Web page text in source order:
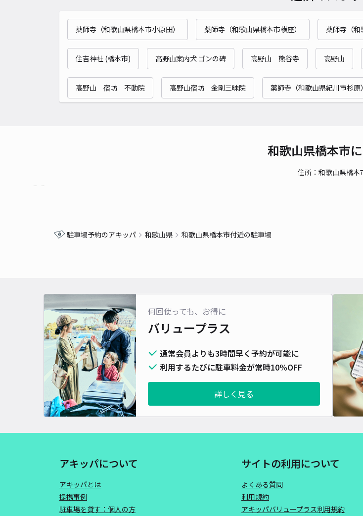
薬師寺（和歌山県橋本市小原田） 薬師寺（和歌山県橋本市横座） 薬師寺（和
住吉神社 (橋本市) 高野山案内犬 ゴンの碑 高野山 熊谷寺 高野山
高野山 宿坊 不動院 高野山宿坊 金剛三昧院 薬師寺（和歌山県紀川市杉原）
和歌山県橋本市
住所：和歌山県橋本
駐車場予約のアキッパ 和歌山県 和歌山県橋本市付近の駐車場
何回使っても、お得に
バリュープラス
通常会員よりも3時間早く予約が可能に
利用するたびに駐車料金が常時10%OFF
詳しく見る
アキッパについて
アキッパとは
提携事例
駐車場を貸す：個人の方
サイトの利用について
よくある質問
利用規約
アキッパバリュープラス利用規約